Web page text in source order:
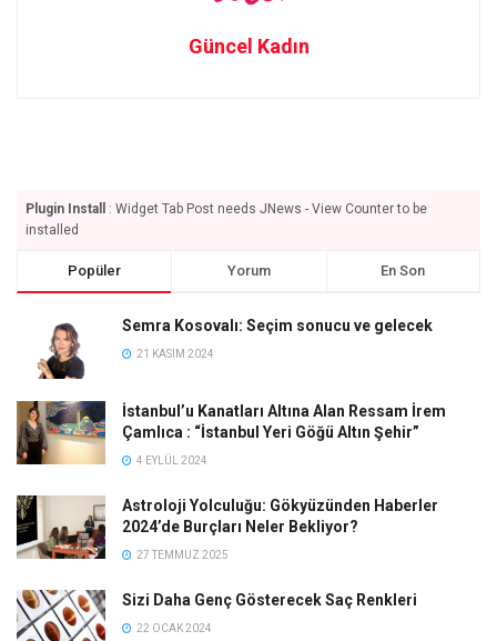
Güncel Kadın
Plugin Install
: Widget Tab Post needs JNews - View Counter to be
installed
Popüler Yorum En Son
Semra Kosovalı: Seçim sonucu ve gelecek
21 KASIM 2024
İstanbul’u Kanatları Altına Alan Ressam İrem
Çamlıca : “İstanbul Yeri Göğü Altın Şehir”
4 EYLÜL 2024
Astroloji Yolculuğu: Gökyüzünden Haberler
2024’de Burçları Neler Bekliyor?
27 TEMMUZ 2025
Sizi Daha Genç Gösterecek Saç Renkleri
22 OCAK 2024